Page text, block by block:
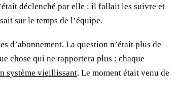
déclenché par elle : il fallait les suivre et
sur le temps de l’équipe.
d’abonnement. La question n’était plus de
chose qui ne rapportera plus : chaque
système vieillissant. Le moment était venu de